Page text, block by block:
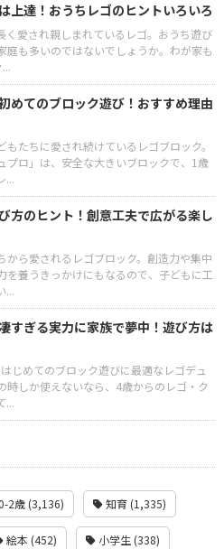
上達！おうちレゴのヒントいろいろ
く愛され親しまれているレゴ。おうち遊び
庭も多いのではないでしょうか。わが家も
めてのブロック遊び！おすすめ理由
もたちに愛され続けているレゴブロック。
プロ」は、安全な大きいブロックで、1歳
...
方のヒント！創意工夫で広がる楽し
から愛されるレゴブロック。創造力や集中
を養うきっかけにもなるので、子どもに工
...
すぎる実力に家族で夢中！遊び方は
じめてのブロック遊びに最適なレゴデュ
時しか使えないなら、4歳からのレゴ・ク
...
2歳 (3,136) 知育 (1,335)
絵本 (452) 小学生 (338)